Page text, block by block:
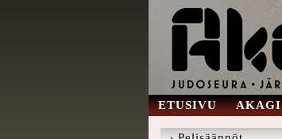
ETUSIVU AKAGI